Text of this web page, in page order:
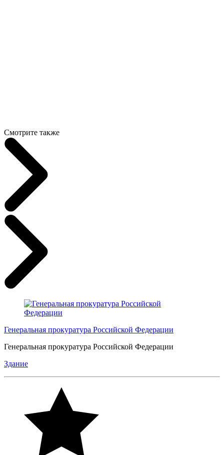
Смотрите также
Генеральная прокуратура Российской Федерации
Генеральная прокуратура Российской Федерации
Здание